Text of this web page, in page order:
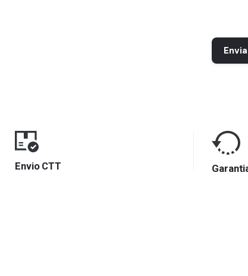
Envio CTT